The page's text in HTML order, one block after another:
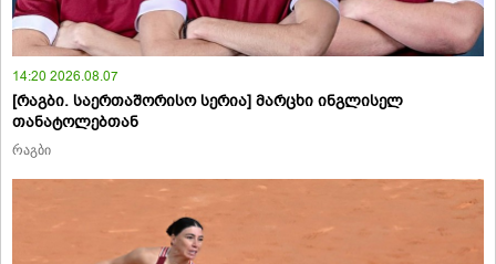
14:20 2026.08.07
[რაგბი. საერთაშორისო სერია] მარცხი ინგლისელ
თანატოლებთან
რაგბი